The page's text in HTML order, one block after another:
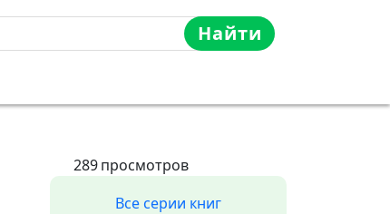
Найти
289просмотров
Все серии книг